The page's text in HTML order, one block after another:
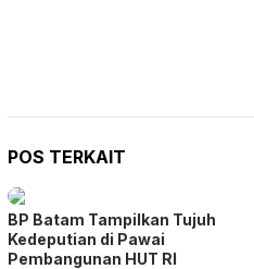
POS TERKAIT
BP Batam Tampilkan Tujuh
Kedeputian di Pawai
Pembangunan HUT RI